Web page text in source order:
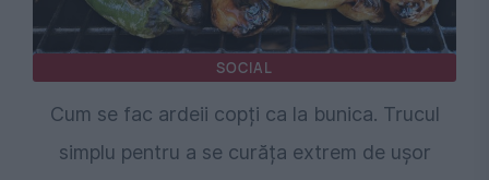
SOCIAL
Cum se fac ardeii copți ca la bunica. Trucul
simplu pentru a se curăța extrem de ușor